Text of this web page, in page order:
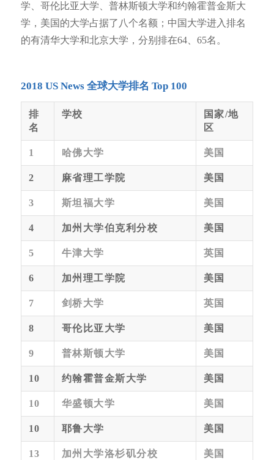
学、哥伦比亚大学、普林斯顿大学和约翰霍普金斯大
学，美国的大学占据了八个名额；中国大学进入排名
的有清华大学和北京大学，分别排在64、65名。
2018 US News 全球大学排名 Top 100
排
名
学校
国家/地
区
1 哈佛大学 美国
2 麻省理工学院 美国
3 斯坦福大学 美国
4 加州大学伯克利分校 美国
5 牛津大学 英国
6 加州理工学院 美国
7 剑桥大学 英国
8 哥伦比亚大学 美国
9 普林斯顿大学 美国
10 约翰霍普金斯大学 美国
10 华盛顿大学 美国
10 耶鲁大学 美国
13 加州大学洛杉矶分校 美国